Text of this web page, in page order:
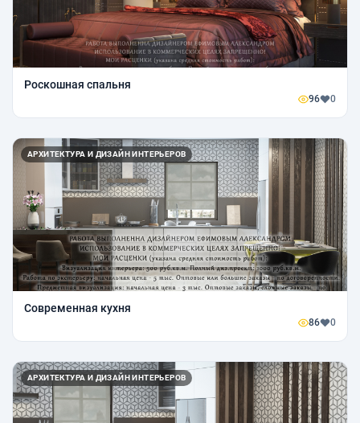
Роскошная спальня
96 0
АРХИТЕКТУРА И ДИЗАЙН ИНТЕРЬЕРОВ
Современная кухня
86 0
АРХИТЕКТУРА И ДИЗАЙН ИНТЕРЬЕРОВ